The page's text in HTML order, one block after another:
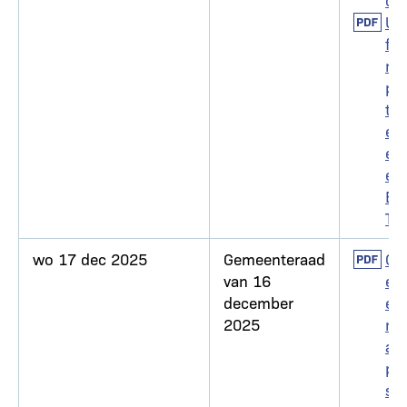
Uni
for
m
tier
egl
em
ent
BR
T
wo 17 dec 2025
Gemeenteraad
van 16
december
2025
Go
ng
sin